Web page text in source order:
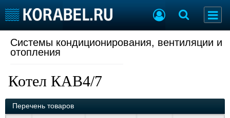
Судостроение
Компании
Работа
Торговая площадка
Оборудование
Системы кондиционирования, вентиляции и
отопления
Котел КАВ4/7
Перечень товаров